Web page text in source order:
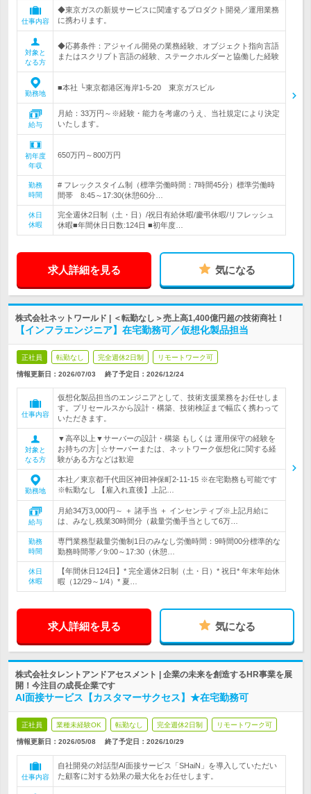
仕事内容
◆東京ガスの新規サービスに関連するプロダクト開発／運用業務
に携わります。
対象と
なる方
◆応募条件：アジャイル開発の業務経験、オブジェクト指向言語
またはスクリプト言語の経験、ステークホルダーと協働した経験
勤務地
■本社 └東京都港区海岸1-5-20 東京ガスビル
給与
月給：33万円～※経験・能力を考慮のうえ、当社規定により決定
いたします。
初年度
年収
650万円～800万円
勤務
時間
# フレックスタイム制（標準労働時間：7時間45分）標準労働時
間帯 8:45～17:30(休憩60分…
休日
休暇
完全週休2日制（土・日）/祝日有給休暇/慶弔休暇/リフレッシュ
休暇■年間休日日数:124日 ■初年度…
求人詳細を見る 気になる
株式会社ネットワールド | ＜転勤なし＞売上高1,400億円超の技術商社！
【インフラエンジニア】在宅勤務可／仮想化製品担当
正社員 転勤なし 完全週休2日制 リモートワーク可
情報更新日：2026/07/03 終了予定日： 2026/12/24
仕事内容
仮想化製品担当のエンジニアとして、技術支援業務をお任せしま
す。プリセールスから設計・構築、技術検証まで幅広く携わって
いただきます。
対象と
なる方
▼高卒以上▼サーバーの設計・構築 もしくは 運用保守の経験を
お持ちの方│☆サーバーまたは、ネットワーク仮想化に関する経
験がある方などは歓迎
勤務地
本社／東京都千代田区神田神保町2-11-15 ※在宅勤務も可能です
※転勤なし 【雇入れ直後】上記…
給与
月給34万3,000円～ ＋ 諸手当 ＋ インセンティブ※上記月給に
は、みなし残業30時間分（裁量労働手当として6万…
勤務
時間
専門業務型裁量労働制1日のみなし労働時間：9時間00分標準的な
勤務時間帯／9:00～17:30（休憩…
休日
休暇
【年間休日124日】* 完全週休2日制（土・日）* 祝日* 年末年始休
暇（12/29～1/4）* 夏…
求人詳細を見る 気になる
株式会社タレントアンドアセスメント | 企業の未来を創造するHR事業を展
開！今注目の成長企業です
AI面接サービス【カスタマーサクセス】★在宅勤務可
正社員 業種未経験OK 転勤なし 完全週休2日制 リモートワーク可
情報更新日：2026/05/08 終了予定日： 2026/10/29
仕事内容
自社開発の対話型AI面接サービス「SHaiN」を導入していただい
た顧客に対する効果の最大化をお任せします。